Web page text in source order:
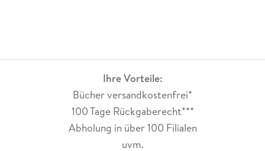
Ihre Vorteile:
Bücher versandkostenfrei*
100 Tage Rückgaberecht***
Abholung in über 100 Filialen
uvm.